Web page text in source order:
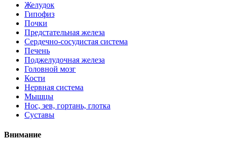
Желудок
Гипофиз
Почки
Предстательная железа
Сердечно-сосудистая система
Печень
Поджелудочная железа
Головной мозг
Кости
Нервная система
Мышцы
Нос, зев, гортань, глотка
Суставы
Внимание